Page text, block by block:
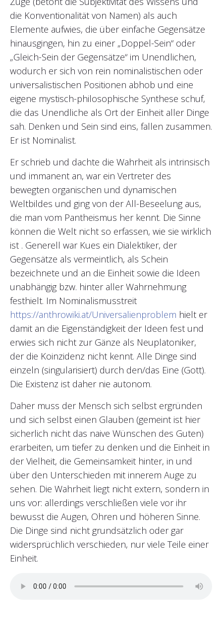
die Konventionalität von Namen) als auch
Elemente aufwies, die über einfache Gegensätze
hinausgingen, hin zu einer „Doppel-Sein“ oder
„Gleich-Sein der Gegensätze“ im Unendlichen,
wodurch er sich von rein nominalistischen oder
universalistischen Positionen abhob und eine
eigene mystisch-philosophische Synthese schuf,
die das Unendliche als Ort der Einheit aller Dinge
sah. Denken und Sein sind eins, fallen zusammen.
Er ist Nominalist.
Er schrieb und dachte die Wahrheit als intrinsisch
und immanent an, war ein Vertreter des
bewegten organischen und dynamischen
Weltbildes und ging von der All-Beseelung aus,
die man vom Pantheismus her kennt. Die Sinne
können die Welt nicht so erfassen, wie sie wirklich
ist . Generell war Kues ein Dialektiker, der
Gegensätze als vermeintlich, als Schein
bezeichnete und an die Einheit sowie die Ideen
unabhängig bzw. hinter aller Wahrnehmung
festhielt. Im Nominalismusstreit
https://anthrowiki.at/Universalienproblem hielt er
damit an die Eigenständigkeit der Ideen fest und
erwies sich nicht zur Gänze als Neuplatoniker,
der die Koinzidenz nicht kennt. Alle Dinge sind
einzeln (singularisiert) durch den/das Eine (Gott).
Die Existenz ist daher nie autonom.
Daher muss der Mensch sich selbst ergründen
und sich selbst einen Glauben (gemeint ist hier
sicherlich nicht das naive Wünschen des Guten)
erarbeiten, um tiefer zu denken und die Einheit in
der Vielheit, die Gemeinsamkeit hinter, in und
über den Unterschieden mit innerem Auge zu
sehen. Die Wahrheit liegt nicht extern, sondern in
uns vor: allerdings verschließen viele vor ihr
bewusst die Augen, Ohren und höheren Sinne.
Die Dinge sind nicht grundsätzlich oder gar
widersprüchlich verschieden, nur viele Teile einer
Einheit.